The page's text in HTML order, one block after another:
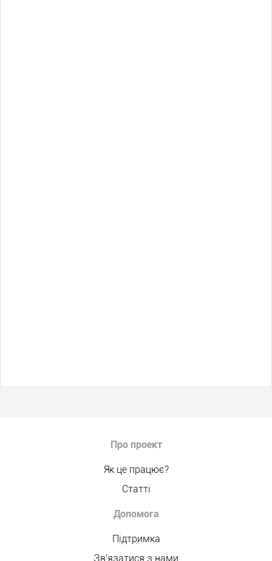
Про проект
Як це працює?
Статті
Допомога
Підтримка
Зв'язатися з нами